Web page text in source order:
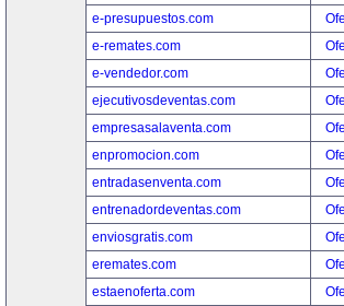
e-presupuestos.com
e-remates.com
e-vendedor.com
ejecutivosdeventas.com
empresasalaventa.com
enpromocion.com
entradasenventa.com
entrenadordeventas.com
enviosgratis.com
eremates.com
estaenoferta.com